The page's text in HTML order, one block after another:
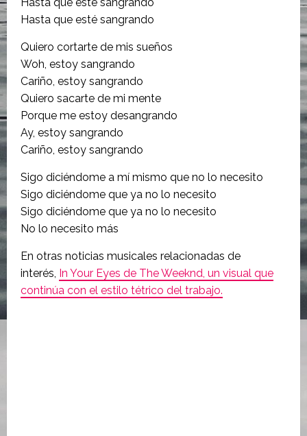
Hasta que esté sangrando
Quiero cortarte de mis sueños
Woh, estoy sangrando
Cariño, estoy sangrando
Quiero sacarte de mi mente
Porque me estoy desangrando
Ay, estoy sangrando
Cariño, estoy sangrando
Sigo diciéndome a mí mismo que no lo necesito
Sigo diciéndome que ya no lo necesito
Sigo diciéndome que ya no lo necesito
No lo necesito más
En otras noticias musicales relacionadas de
interés, In Your Eyes de The Weeknd, un visual que
continúa con el estilo tétrico del trabajo.